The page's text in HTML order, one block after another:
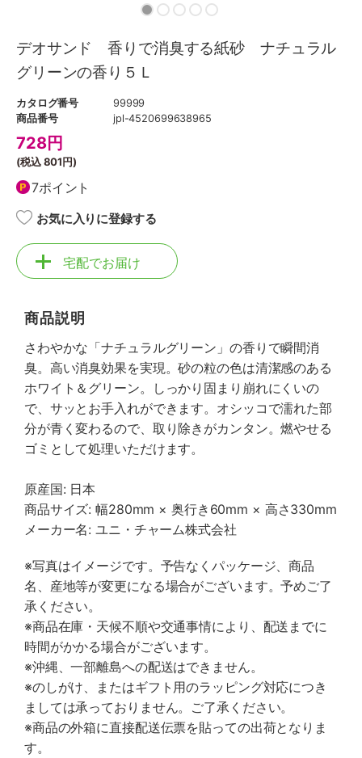
デオサンド 香りで消臭する紙砂 ナチュラル
グリーンの香り５Ｌ
カタログ番号
99999
商品番号
jpl-4520699638965
728円
(税込801円)
7ポイント
お気に入りに登録する
宅配でお届け
商品説明
さわやかな「ナチュラルグリーン」の香りで瞬間消
臭。高い消臭効果を実現。砂の粒の色は清潔感のある
ホワイト＆グリーン。しっかり固まり崩れにくいの
で、サッとお手入れができます。オシッコで濡れた部
分が青く変わるので、取り除きがカンタン。燃やせる
ゴミとして処理いただけます。
原産国: 日本
商品サイズ: 幅280mm × 奥行き60mm × 高さ330mm
メーカー名: ユニ・チャーム株式会社
※写真はイメージです。予告なくパッケージ、商品
名、産地等が変更になる場合がございます。予めご了
承ください。
※商品在庫・天候不順や交通事情により、配送までに
時間がかかる場合がございます。
※沖縄、一部離島への配送はできません。
※のしがけ、またはギフト用のラッピング対応につき
ましては承っておりません。ご了承ください。
※商品の外箱に直接配送伝票を貼っての出荷となりま
す。